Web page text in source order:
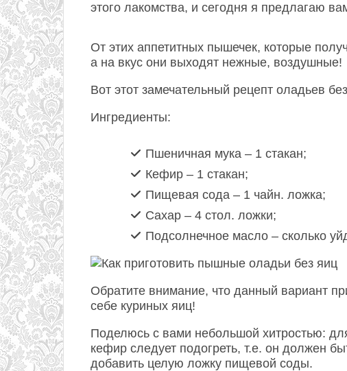
этого лакомства, и сегодня я предлагаю
От этих аппетитных пышечек, которые
а на вкус они выходят нежные, воздушные!
Вот этот замечательный рецепт оладьев
Ингредиенты:
Пшеничная мука – 1 стакан;
Кефир – 1 стакан;
Пищевая сода – 1 чайн. ложка;
Сахар – 4 стол. ложки;
Подсолнечное масло – сколько
Обратите внимание, что данный вариант
себе куриных яиц!
Поделюсь с вами небольшой хитростью:
кефир следует подогреть, т.е. он должен
добавить целую ложку пищевой соды.